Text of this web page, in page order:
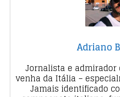
Adriano
Jornalista e admirador
venha da Itália –
Jamais identificado